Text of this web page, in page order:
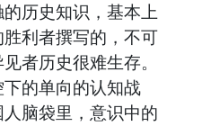
历史知识，基本上
利者撰写的，不可
者历史很难生存。
的单向的认知战
脑袋里，意识中的